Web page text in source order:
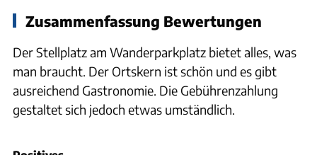
Zusammenfassung Bewertungen
Der Stellplatz am Wanderparkplatz bietet alles, was
man braucht. Der Ortskern ist schön und es gibt
ausreichend Gastronomie. Die Gebührenzahlung
gestaltet sich jedoch etwas umständlich.